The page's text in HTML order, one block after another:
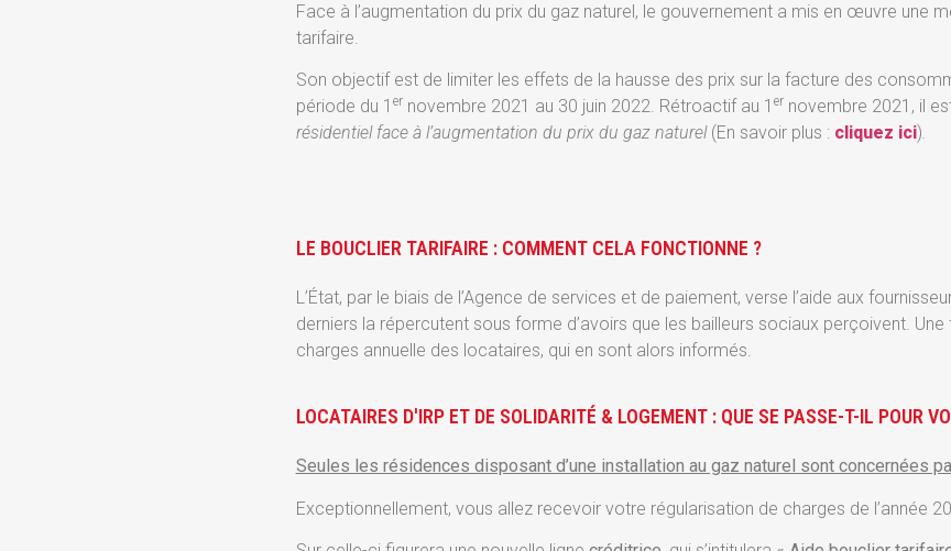
Face à l’augmentation du prix du gaz naturel, le gouvernement a mis en œuvre
tarifaire.
Son objectif est de limiter les effets de la hausse des prix sur la facture des
période du 1 er novembre 2021 au 30 juin 2022. Rétroactif au 1 er novembre 2021, il
résidentiel face à l’augmentation du prix du gaz naturel(En savoir plus : cliquez ici).
LE BOUCLIER TARIFAIRE : COMMENT CELA FONCTIONNE ?
L’État, par le biais de l’Agence de services et de paiement, verse l’aide aux
derniers la répercutent sous forme d’avoirs que les bailleurs sociaux perçoivent.
charges annuelle des locataires, qui en sont alors informés.
LOCATAIRES D'IRP ET DE SOLIDARITÉ & LOGEMENT : QUE SE PASSE-T-IL POUR
Seules les résidences disposant d’une installation au gaz naturel sont concernées
Exceptionnellement, vous allez recevoir votre régularisation de charges de l’année